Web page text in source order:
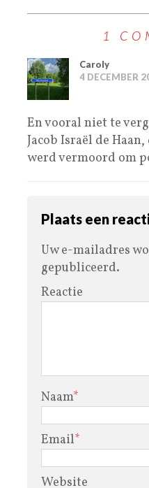
1
Caroly
4 DECEMBER
En vooral niet te
Jacob Israël de
werd vermoord om
Plaats een
Uw e-mailadres
gepubliceerd.
Reactie
Naam*
Email*
Website